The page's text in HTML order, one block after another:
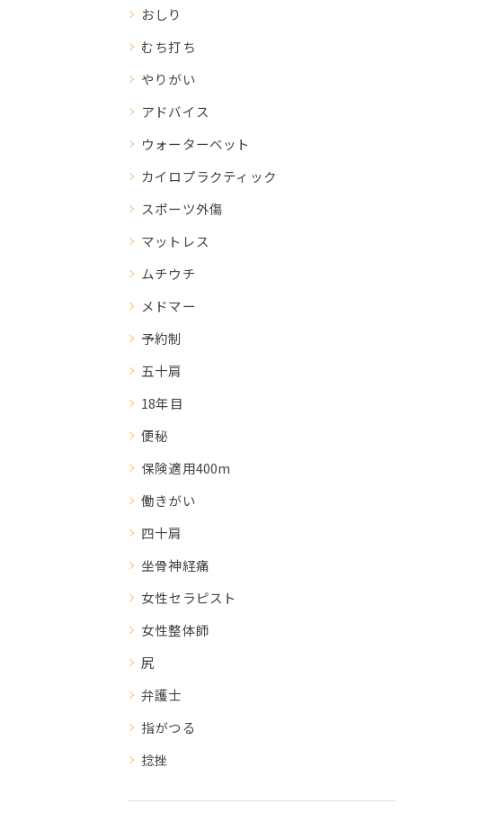
おしり
むち打ち
やりがい
アドバイス
ウォーターベット
カイロプラクティック
スポーツ外傷
マットレス
ムチウチ
メドマー
予約制
五十肩
18年目
便秘
保険適用400m
働きがい
四十肩
坐骨神経痛
女性セラピスト
女性整体師
尻
弁護士
指がつる
捻挫